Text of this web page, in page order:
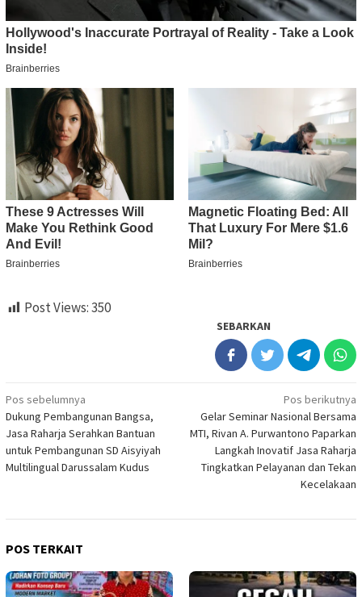
Post Views:350
SEBARKAN
Navigasi
pos
Pos sebelumnya
Dukung Pembangunan Bangsa,
Jasa Raharja Serahkan Bantuan
untuk Pembangunan SD Aisyiyah
Multilingual Darussalam Kudus
Pos berikutnya
Gelar Seminar Nasional Bersama
MTI, Rivan A. Purwantono Paparkan
Langkah Inovatif Jasa Raharja
Tingkatkan Pelayanan dan Tekan
Kecelakaan
POS TERKAIT